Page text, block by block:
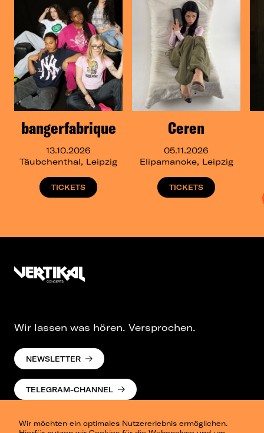
bangerfabrique
13.10.2026
Täubchenthal, Leipzig
TICKETS
Ceren
05.11.2026
Elipamanoke, Leipzig
TICKETS
Wir möchten ein optimales Nutzererlebnis ermöglichen.
Wir lassen was hören. Versprochen.
NEWSLETTER
TELEGRAM-CHANNEL